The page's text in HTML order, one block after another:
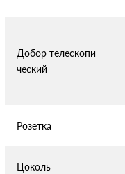
Добор телескопи
ческий
Розетка
Цоколь